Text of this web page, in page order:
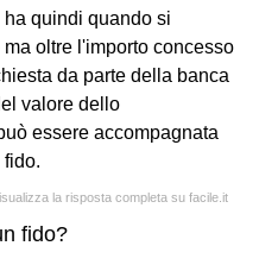
quindi quando si
oltre l'importo concesso
da parte della banca
valore dello
essere accompagnata
la risposta completa su facile.it
fido?